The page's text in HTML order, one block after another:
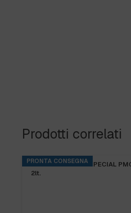
Prodotti correlati
PRONTA CONSEGNA
KITCHENPRO DES SPECIAL
2lt.